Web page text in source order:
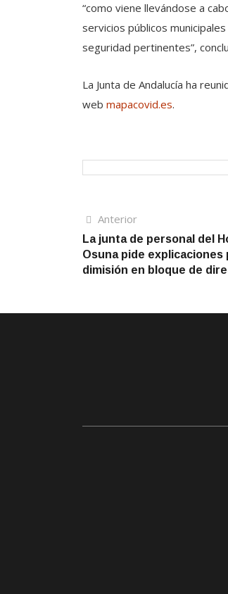
“como viene llevándose a
servicios públicos
seguridad pertinentes”,
La Junta de Andalucía ha
web mapacovid.es.
Navegación
de
entradas
AnteriorArtículo
anterior
La junta de personal del
Osuna pide explicaciones
dimisión en bloque de